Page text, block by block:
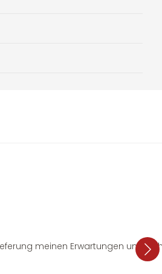
meinen Erwartungen und